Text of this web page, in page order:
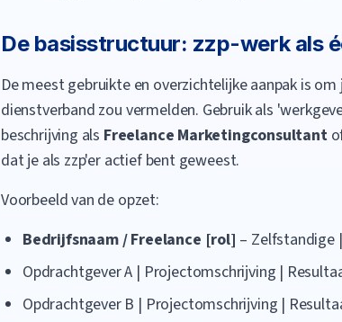
De basisstructuur: zzp-werk als
De meest gebruikte en overzichtelijke aanpak is
dienstverband zou vermelden. Gebruik als
beschrijving als Freelance Marketingconsultant
dat je als zzp'er actief bent geweest.
Voorbeeld van de opzet:
Bedrijfsnaam / Freelance [rol] – Zelfstandige
Opdrachtgever A | Projectomschrijving |
Opdrachtgever B | Projectomschrijving |